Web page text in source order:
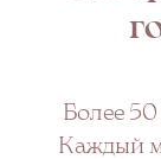
Более 50
Каждый